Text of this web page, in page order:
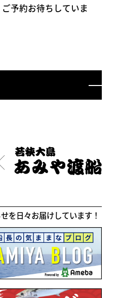
予約お待ちしていま
を日々お届けしています！